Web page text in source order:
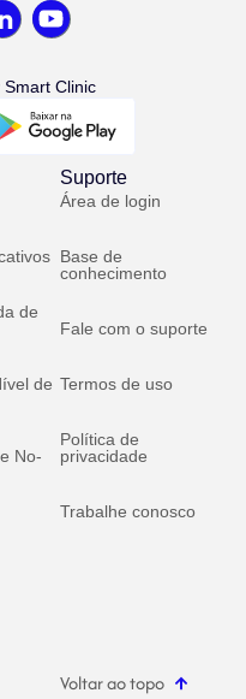
Clinic
de
de
No-
Suporte
Área de login
Base de
conhecimento
Fale com o suporte
Termos de uso
Política de
privacidade
Trabalhe conosco
Voltar ao topo